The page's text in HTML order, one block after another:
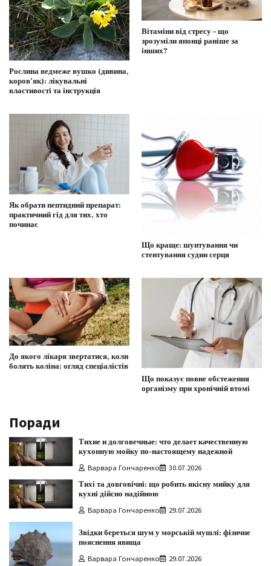
Рослина ведмеже вушко (дивина,
коров’як): лікувальні
властивості та інструкція
Вітаміни від стресу – що
зрозуміли японці раніше за
інших?
Як обрати пептидний препарат:
практичний гід для тих, хто
починає
Що краще: шунтування чи
стентування судин серця
До якого лікаря звертатися, коли
болять коліна: огляд спеціалістів
Що показує повне обстеження
організму при хронічній втомі
Поради
Тихие и долговечные: что делает качественную
кухонную мойку по-настоящему надежной
Варвара Гончаренко 30.07.2026
Тихі та довговічні: що робить якісну мийку для
кухні дійсно надійною
Варвара Гончаренко 29.07.2026
Звідки береться шум у морській мушлі: фізичне
пояснення явища
Варвара Гончаренко 29.07.2026